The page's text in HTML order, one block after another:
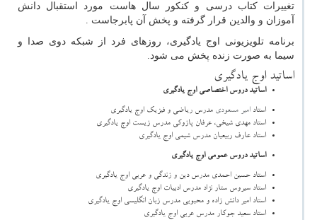
تغییرات کتاب درسی و کنکور سال هاست مورد استقبال دانش
آموزان و والدین قرار گرفته و پخش آن پابرجاست .
برنامه تلویزیونی اوج یادگیری، روزهای فرد از شبکه دوی صدا و
سیما به صورت زنده پخش می شود.
اساتید اوج یادگیری
اساتید دروس اختصاصی اوج یادگیری
استاد امیر مسعودی مدرس ریاضی و فیزیک اوج یادگیری
استاد مهدی شیخی، عرفان پازوکی مدرس زیست اوج یادگیری
استاد عارف ربیعیان مدرس شیمی اوج یادگیری
اساتید دروس عمومی اوج یادگیری
استاد حسین احمدی مدرس دین و زندگی و عربی اوج یادگیری
استاد سیروس ستار نژاد مدرس ادبیات اوج یادگیری
استاد امیر دانش زاده و محبوبی مدرس زبان انگلیسی اوج یادگیری
استاد سعید جوکار مدرس عربی اوج یادگیری